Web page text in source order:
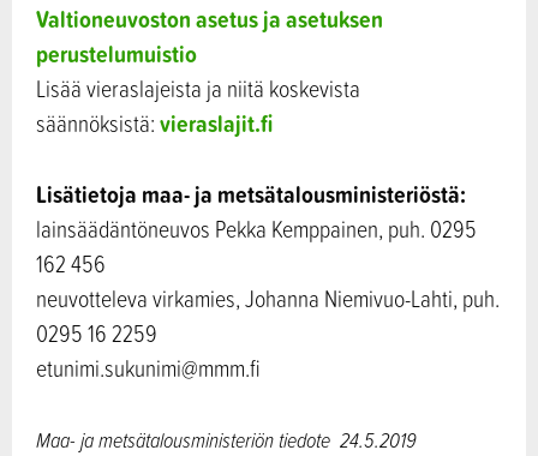
Valtioneuvoston asetus ja asetuksen
perustelumuistio
Lisää vieraslajeista ja niitä koskevista
säännöksistä:vieraslajit.fi
Lisätietoja maa- ja metsätalousministeriöstä:
lainsäädäntöneuvos Pekka Kemppainen, puh. 0295
162 456
neuvotteleva virkamies, Johanna Niemivuo-Lahti, puh.
0295 16 2259
etunimi.sukunimi@mmm.fi
Maa- ja metsätalousministeriön tiedote 24.5.2019